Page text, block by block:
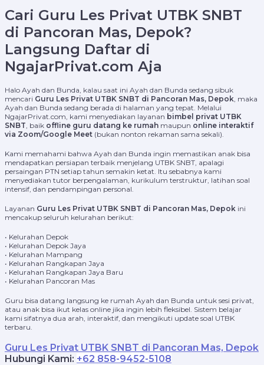
Cari Guru Les Privat UTBK SNBT
di Pancoran Mas, Depok?
Langsung Daftar di
NgajarPrivat.com Aja
Halo Ayah dan Bunda, kalau saat ini Ayah dan Bunda sedang sibuk
mencari Guru Les Privat UTBK SNBT di Pancoran Mas, Depok, maka
Ayah dan Bunda sedang berada di halaman yang tepat. Melalui
NgajarPrivat.com, kami menyediakan layanan bimbel privat UTBK
SNBT, baik offline guru datang ke rumah maupun online interaktif
via Zoom/Google Meet (bukan nonton rekaman sama sekali).
Kami memahami bahwa Ayah dan Bunda ingin memastikan anak bisa
mendapatkan persiapan terbaik menjelang UTBK SNBT, apalagi
persaingan PTN setiap tahun semakin ketat. Itu sebabnya kami
menyediakan tutor berpengalaman, kurikulum terstruktur, latihan soal
intensif, dan pendampingan personal.
Layanan Guru Les Privat UTBK SNBT di Pancoran Mas, Depok ini
mencakup seluruh kelurahan berikut:
• Kelurahan Depok
• Kelurahan Depok Jaya
• Kelurahan Mampang
• Kelurahan Rangkapan Jaya
• Kelurahan Rangkapan Jaya Baru
• Kelurahan Pancoran Mas
Guru bisa datang langsung ke rumah Ayah dan Bunda untuk sesi privat,
atau anak bisa ikut kelas online jika ingin lebih fleksibel. Sistem belajar
kami sifatnya dua arah, interaktif, dan mengikuti update soal UTBK
terbaru.
Guru Les Privat UTBK SNBT di Pancoran Mas, Depok
Hubungi Kami: +62 858-9452-5108